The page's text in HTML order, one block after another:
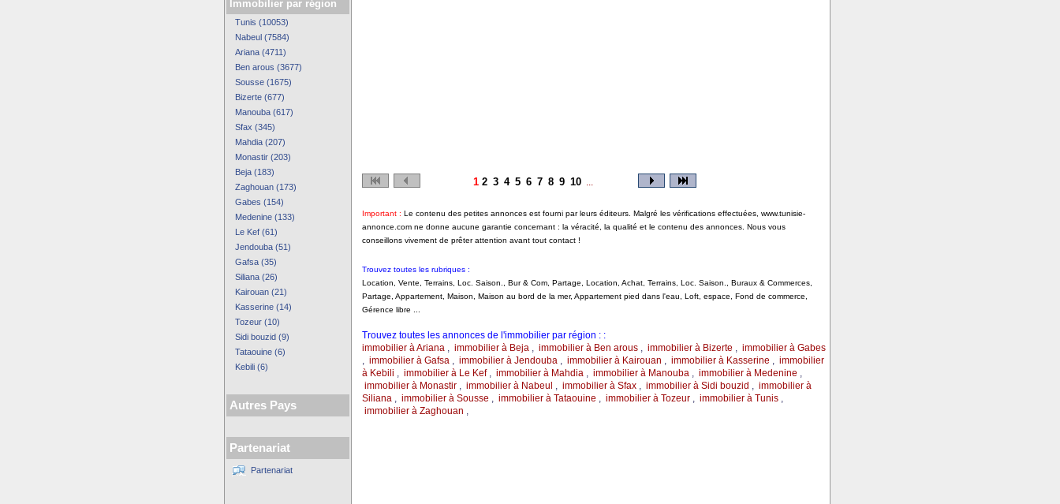
Immobilier par région
Tunis (10053)
Nabeul (7584)
Ariana (4711)
Ben arous (3677)
Sousse (1675)
Bizerte (677)
Manouba (617)
Sfax (345)
Mahdia (207)
Monastir (203)
Beja (183)
Zaghouan (173)
Gabes (154)
Medenine (133)
Le Kef (61)
Jendouba (51)
Gafsa (35)
Siliana (26)
Kairouan (21)
Kasserine (14)
Tozeur (10)
Sidi bouzid (9)
Tataouine (6)
Kebili (6)
Autres Pays
Partenariat
Partenariat
1 2 3 4 5 6 7 8 9 10 ...
Important : Le contenu des petites annonces est fourni par leurs éditeurs. Malgré les vérifications effectuées, www.tunisie-
annonce.com ne donne aucune garantie concernant : la véracité, la qualité et le contenu des annonces. Nous vous
conseillons vivement de prêter attention avant tout contact !
Trouvez toutes les rubriques :
Location, Vente, Terrains, Loc. Saison., Bur & Com, Partage, Location, Achat, Terrains, Loc. Saison., Buraux & Commerces,
Partage, Appartement, Maison, Maison au bord de la mer, Appartement pied dans l'eau, Loft, espace, Fond de commerce,
Gérence libre ...
Trouvez toutes les annonces de l'immobilier par région : :
immobilier à Ariana, immobilier à Beja, immobilier à Ben arous, immobilier à Bizerte , immobilier à Gabes
, immobilier à Gafsa, immobilier à Jendouba, immobilier à Kairouan , immobilier à Kasserine , immobilier
à Kebili , immobilier à Le Kef, immobilier à Mahdia, immobilier à Manouba, immobilier à Medenine ,
immobilier à Monastir, immobilier à Nabeul , immobilier à Sfax, immobilier à Sidi bouzid , immobilier à
Siliana, immobilier à Sousse , immobilier à Tataouine , immobilier à Tozeur, immobilier à Tunis,
immobilier à Zaghouan ,